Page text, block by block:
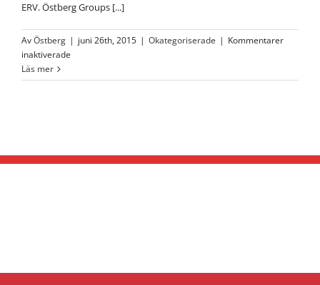
ERV. Östberg Groups [...]
AvÖstberg | juni 26th, 2015 | Okategoriserade | Kommentarer
inaktiverade
Group
for
a
Läs mer